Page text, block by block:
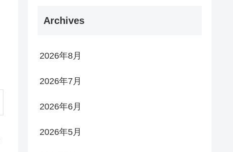
Archives
2026年8月
2026年7月
2026年6月
2026年5月